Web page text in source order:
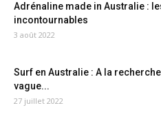
Adrénaline made in Australie :
incontournables
3 août 2022
Surf en Australie : A la
vague...
27 juillet 2022